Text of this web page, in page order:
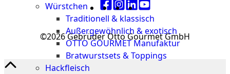
Würstchen
Traditionell & klassisch
Außergewöhnlich & exotisch
OTTO GOURMET Manufaktur
Bratwurstsets & Toppings
Hackfleisch
©2026 Gebrüder Otto Gourmet GmbH